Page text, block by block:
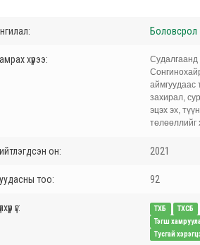
Боловсрол
хүрээ:
Судалгаанд
аймгуудаас
захирал,
эцэх эх,
төлөөллийг
он: 2021
тоо: 92
үг: ТХБ ТХСБ
Тэгш
Тусгай